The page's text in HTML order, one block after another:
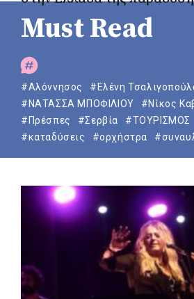
Must Read
#Αλόννησος #Ελένη
#ΝΑΤΑΣΣΑ ΜΠΟΦΙΛΙΟΥ
#Νίκος
#Πρέσπες
#Σερβία #ΤΟΥΡΙΣΜΟΣ
#καταδύσεις
#ορχήστρα